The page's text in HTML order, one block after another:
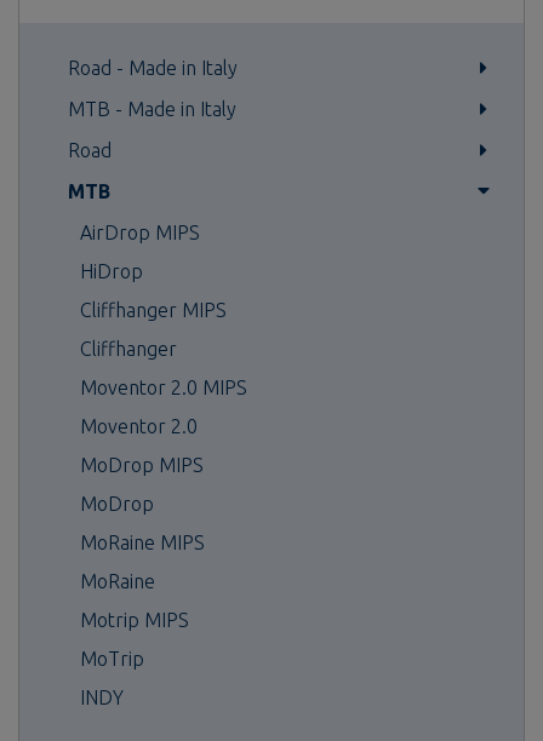
Road - Made in Italy
MTB - Made in Italy
Road
MTB
AirDrop MIPS
HiDrop
Cliffhanger MIPS
Cliffhanger
Moventor 2.0 MIPS
Moventor 2.0
MoDrop MIPS
MoDrop
MoRaine MIPS
MoRaine
Motrip MIPS
MoTrip
INDY